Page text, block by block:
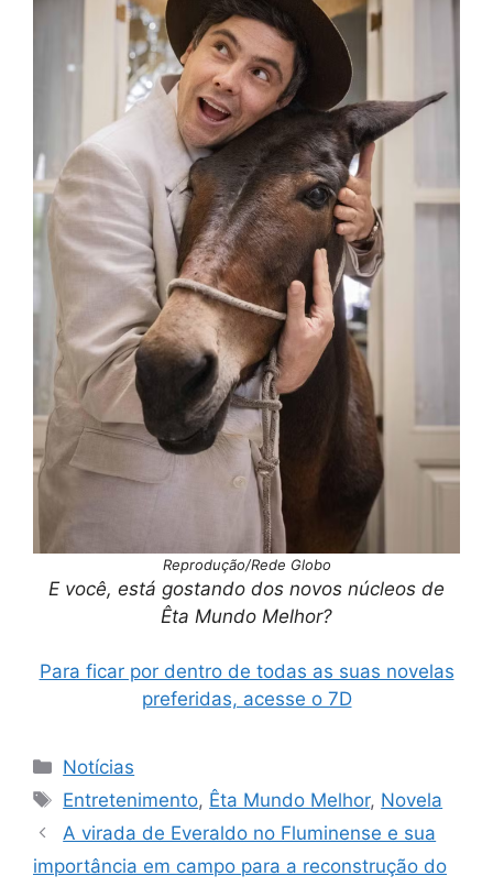
Reprodução/Rede Globo
E você, está gostando dos novos núcleos de
Êta Mundo Melhor?
Para ficar por dentro de todas as suas novelas
preferidas, acesse o 7D
Categorias
Notícias
Tags
Entretenimento, Êta Mundo Melhor, Novela
A virada de Everaldo no Fluminense e sua
importância em campo para a reconstrução do